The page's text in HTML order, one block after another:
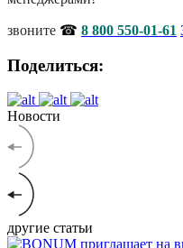
звоните ☎ 8 800 550-01-61
Поделиться:
Новости
другие статьи